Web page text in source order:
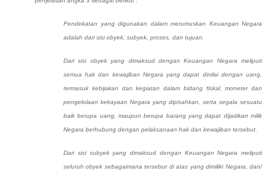
Pendekatan yang digunakan dalam merumuskan Keuangan Negara
adalah dari sisi obyek, subyek, proses, dan tujuan.
Dari sisi obyek yang dimaksud dengan Keuangan Negara meliputi
semua hak dan kewajiban Negara yang dapat dinilai dengan uang,
termasuk kebijakan dan kegiatan dalam bidang fiskal, moneter dan
pengelolaan kekayaan Negara yang dipisahkan, serta segala sesuatu
baik berupa uang, maupun berupa barang yang dapat dijadikan milik
Negara berhubung dengan pelaksanaan hak dan kewajiban tersebut.
Dari sisi subyek yang dimaksud dengan Keuangan Negara meliputi
seluruh obyek sebagaimana tersebut di atas yang dimiliki Negara, dan/